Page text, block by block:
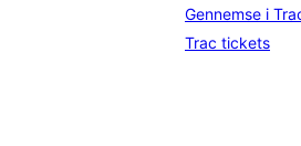
Gennemse i
Trac tickets